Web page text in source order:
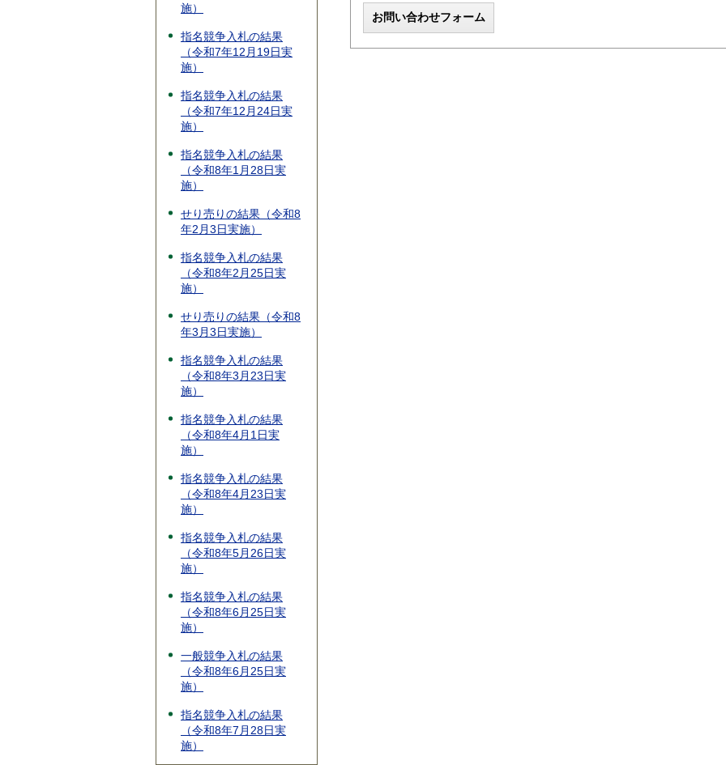
施）
指名競争入札の結果
（令和7年12月19日実
施）
指名競争入札の結果
（令和7年12月24日実
施）
指名競争入札の結果
（令和8年1月28日実
施）
せり売りの結果（令和8
年2月3日実施）
指名競争入札の結果
（令和8年2月25日実
施）
せり売りの結果（令和8
年3月3日実施）
指名競争入札の結果
（令和8年3月23日実
施）
指名競争入札の結果
（令和8年4月1日実
施）
指名競争入札の結果
（令和8年4月23日実
施）
指名競争入札の結果
（令和8年5月26日実
施）
指名競争入札の結果
（令和8年6月25日実
施）
一般競争入札の結果
（令和8年6月25日実
施）
指名競争入札の結果
（令和8年7月28日実
施）